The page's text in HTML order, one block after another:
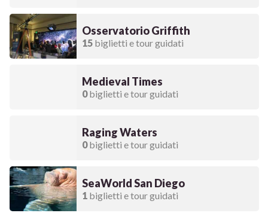
Osservatorio Griffith
15biglietti e tour guidati
Medieval Times
0biglietti e tour guidati
Raging Waters
0biglietti e tour guidati
SeaWorld San Diego
1 biglietti e tour guidati